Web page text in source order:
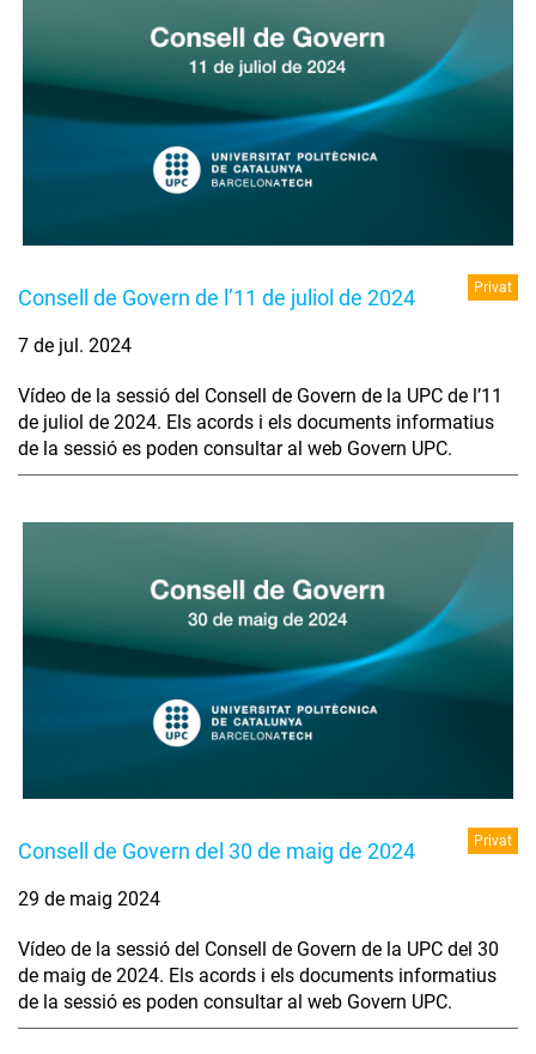
Consell de Govern de l’11 de juliol de 2024 Privat
7 de jul. 2024
Vídeo de la sessió del Consell de Govern de la UPC de l’11
de juliol de 2024. Els acords i els documents informatius
de la sessió es poden consultar al web Govern UPC.
Consell de Govern del 30 de maig de 2024 Privat
29 de maig 2024
Vídeo de la sessió del Consell de Govern de la UPC del 30
de maig de 2024. Els acords i els documents informatius
de la sessió es poden consultar al web Govern UPC.